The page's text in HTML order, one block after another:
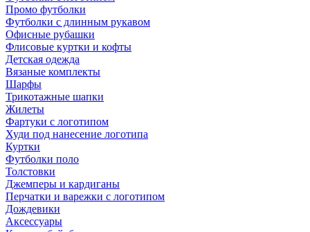
Промо футболки
Футболки с длинным рукавом
Офисные рубашки
Флисовые куртки и кофты
Детская одежда
Вязаные комплекты
Шарфы
Трикотажные шапки
Жилеты
Фартуки с логотипом
Худи под нанесение логотипа
Куртки
Футболки поло
Толстовки
Джемперы и кардиганы
Перчатки и варежки с логотипом
Дождевики
Аксессуары